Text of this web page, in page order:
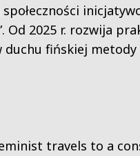
Od 2025 r. rozwija
fińskiej
travels to a